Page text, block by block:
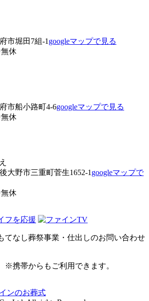
市堀田7組-1 googleマップで見る
休
市船小路町4-6googleマップで見る
休
大野市三重町菅生1652-1 googleマップで
休
てなし葬祭事業・仕出しのお問い合わせ
※携帯からもご利用できます。
ンのお葬式